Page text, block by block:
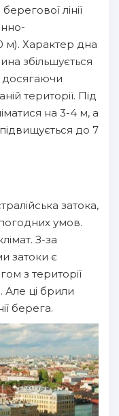
лінії
м). Характер дна
збільшується
досягаючи
території. Під
на 3-4 м, а
до 7
затока,
умов.
З-за
затоки є
з території
Але ці брили
берега.